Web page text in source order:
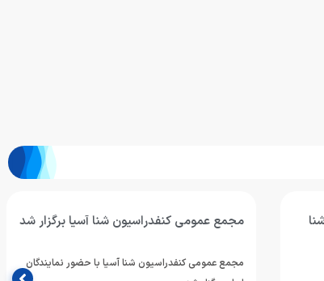
مجمع عمومی کنفدراسیون شنا آسیا برگزار شد
مجمع عمومی کنفدراسیون شنا آسیا با حضور نمایندگان